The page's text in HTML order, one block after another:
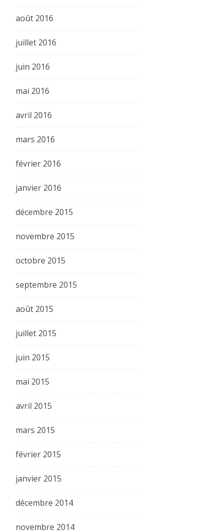
août 2016
juillet 2016
juin 2016
mai 2016
avril 2016
mars 2016
février 2016
janvier 2016
décembre 2015
novembre 2015
octobre 2015
septembre 2015
août 2015
juillet 2015
juin 2015
mai 2015
avril 2015
mars 2015
février 2015
janvier 2015
décembre 2014
novembre 2014